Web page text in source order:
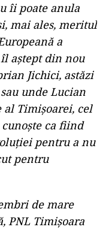
îi poate anula
mai ales, meritul
a
aștept din nou
Jichici, astăzi
unde Lucian
al Timișoarei, cel
ca fiind
pentru a nu
pentru
de mare
PNL Timișoara